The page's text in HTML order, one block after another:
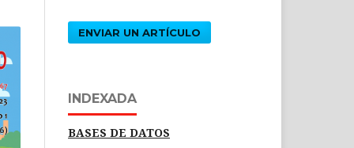
ENVIAR UN ARTÍCULO
INDEXADA
BASES DE DATOS